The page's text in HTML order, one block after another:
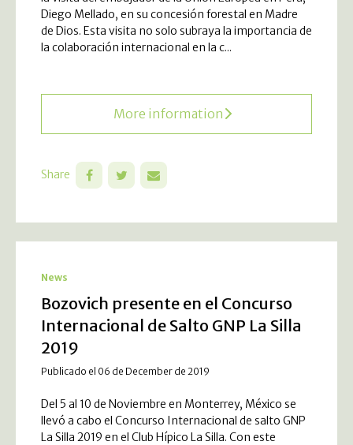
Diego Mellado, en su concesión forestal en Madre
de Dios. Esta visita no solo subraya la importancia de
la colaboración internacional en la c...
More information
Share
News
Bozovich presente en el Concurso
Internacional de Salto GNP La Silla
2019
Publicado el 06 de December de 2019
Del 5 al 10 de Noviembre en Monterrey, México se
llevó a cabo el Concurso Internacional de salto GNP
La Silla 2019 en el Club Hípico La Silla. Con este